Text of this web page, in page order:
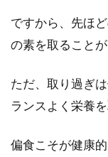
ですから、先ほ
の素を取ることが
ただ、取り過ぎ
ランスよく栄養
偏食こそが健康